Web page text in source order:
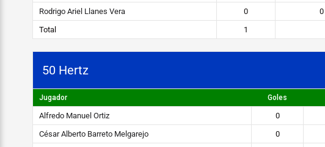
Rodrigo Ariel Llanes Vera
0 0
Total
1
50 Hertz
Jugador Goles
Alfredo Manuel Ortiz 0
César Alberto Barreto Melgarejo
0